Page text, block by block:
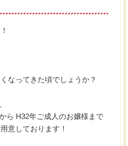
なってきた頃でしょうか？
ら H32年ご成人のお嬢様まで
意しております！